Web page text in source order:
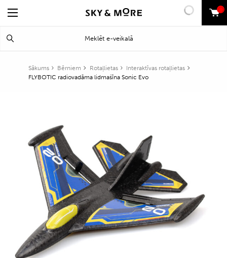
0
Sākums Bērniem Rotaļlietas
Interaktīvas rotaļlietas
FLYBOTIC radiovadāma lidmašīna Sonic Evo